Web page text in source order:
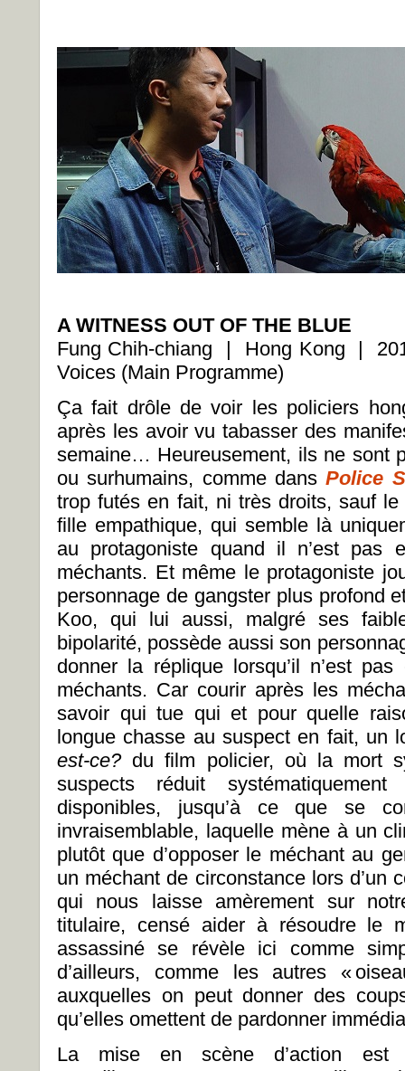
A WITNESS OUT OF THE BLUE
Fung Chih-chiang | Hong Kong |
Voices (Main Programme)
Ça fait drôle de voir les policiers
après les avoir vu tabasser des
semaine… Heureusement, ils ne sont
ou surhumains, comme dansPolice
trop futés en fait, ni très droits, sauf
fille empathique, qui semble là
au protagoniste quand il n’est pas
méchants. Et même le protagoniste
personnage de gangster plus profond
Koo, qui lui aussi, malgré ses
bipolarité, possède aussi son
donner la réplique lorsqu’il n’est
méchants. Car courir après les
savoir qui tue qui et pour quelle
longue chasse au suspect en fait, un
est-ce? du film policier, où la mort
suspects réduit
disponibles, jusqu’à ce que se
invraisemblable, laquelle mène à un
plutôt que d’opposer le méchant au
un méchant de circonstance lors d’un
qui nous laisse amèrement sur
titulaire, censé aider à résoudre le
assassiné se révèle ici comme
d’ailleurs, comme les autres «
auxquelles on peut donner des
qu’elles omettent de pardonner
La mise en scène d’action est